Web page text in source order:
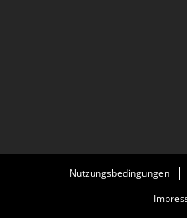
Nutzungsbedingungen